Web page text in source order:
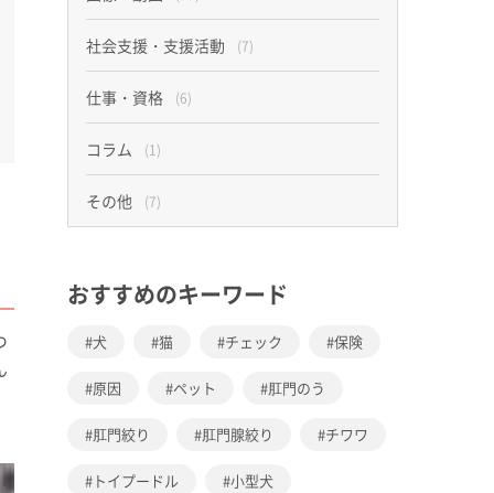
社会支援・支援活動 (7)
仕事・資格 (6)
コラム (1)
その他 (7)
おすすめのキーワード
犬 猫 チェック 保険
原因 ペット 肛門のう
肛門絞り 肛門腺絞り チワワ
トイプードル 小型犬